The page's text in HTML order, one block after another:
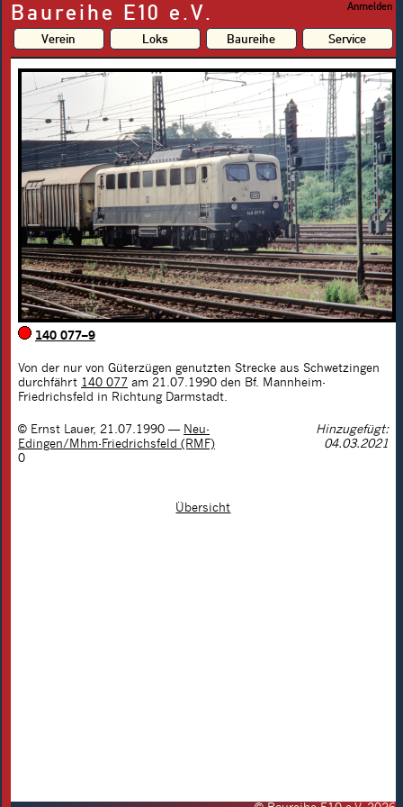
Baureihe E10 e.V. Anmelden
Verein Loks Baureihe Service
140 077–9
Von der nur von Güterzügen genutzten Strecke aus Schwetzingen
durchfährt 140 077 am 21.07.1990 den Bf. Mannheim-
Friedrichsfeld in Richtung Darmstadt.
© Ernst Lauer, 21.07.1990 — Neu-
Edingen/Mhm-Friedrichsfeld (RMF)
Hinzugefügt:
04.03.2021
0
Übersicht